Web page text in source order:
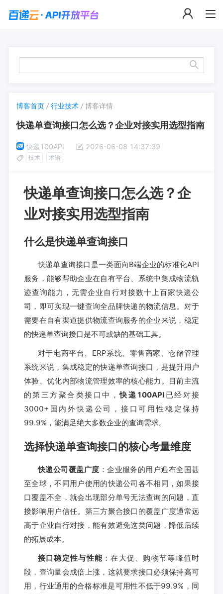
博客首页 /行业技术 /博客详情
快递单查询接口怎么选？企业对接实用选型指南
快递100API 2026-06-08 14:37:39
技术 术语
快递单查询接口怎么选？企
业对接实用选型指南
什么是快递单查询接口
快递单查询接口是一类面向B端企业的标准化API
服务，能够帮助企业在自有平台、系统中集成物流轨
迹查询能力，无需企业自行对接数十上百家快递公
司，即可实现一键查询全品牌快递的物流信息。对于
需要在自有渠道提供物流查询服务的企业来说，稳定
的快递单查询接口是不可或缺的基础工具。
对于电商平台、ERP系统、零售商家、仓储管理
系统来说，集成稳定的快递单查询接口，是提升用户
体验、优化内部物流管理效率的核心能力。目前主流
的第三方聚合类接口中，快递100API 已经对接
3000+国内外快递公司，接口可用性稳定保持
99.9%，能满足绝大多数企业的查询需求。
选择快递单查询接口的核心考量维度
快递公司覆盖广度 ：企业服务的用户遍布全国甚
至全球，不同用户使用的快递公司各不相同，如果接
口覆盖不全，就会出现部分单号无法查询的问题，直
接影响用户信任。第三方聚合接口的覆盖广度通常远
高于企业自行对接，能有效避免这类问题，降低后续
的拓展成本。
接口稳定性与性能 ：在大促、购物节等峰值时
段，查询量会成倍上涨，这就要求接口必须保持高可
用，行业通用的合格标准是可用性不低于99.9%，同